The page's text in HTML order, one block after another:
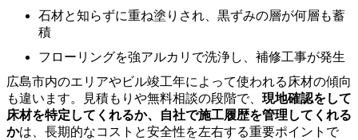
石材と知らずに重ね塗りされ、黒ずみの層が何層も蓄
積
フローリングを強アルカリで洗浄し、補修工事が発生
広島市内のエリアやビル竣工年によって使われる床材の傾向
も違います。見積もりや無料相談の段階で、 現地確認をして
床材を特定してくれるか、自社で施工履歴を管理してくれる
かは、長期的なコストと安全性を左右する重要ポイントで